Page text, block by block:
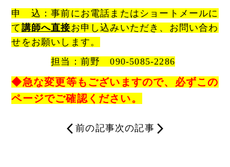
申 込：事前にお電話またはショートメールに
て 講師へ直接お申し込みいただき、お問い合わ
せをお願いします。
担当：前野 090-5085-2286
◆急な変更等もございますので、必ずこの
ページでご確認ください。
前の記事次の記事